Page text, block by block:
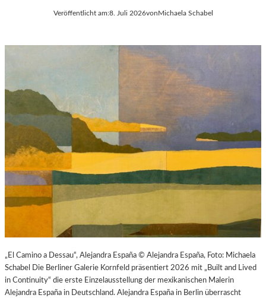
Veröffentlicht am:8. Juli 2026vonMichaela Schabel
„El Camino a Dessau“, Alejandra España © Alejandra España, Foto: Michaela
Schabel Die Berliner Galerie Kornfeld präsentiert 2026 mit „Built and Lived
in Continuity“ die erste Einzelausstellung der mexikanischen Malerin
Alejandra España in Deutschland. Alejandra España in Berlin überrascht